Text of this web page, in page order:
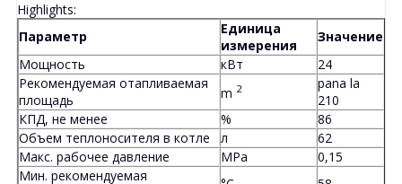
Highlights:
Параметр
Единица
измерения
Значение
Мощность
кВт
24
Рекомендуемая отапливаемая
площадь
m 2
pana la
210
КПД, не менее
%
86
Объем теплоносителя в котле
л
62
Макс. рабочее давление
MPa
0,15
Мин. рекомендуемая